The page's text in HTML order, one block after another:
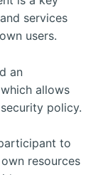
services
users.
an
allows
policy.
to
resources